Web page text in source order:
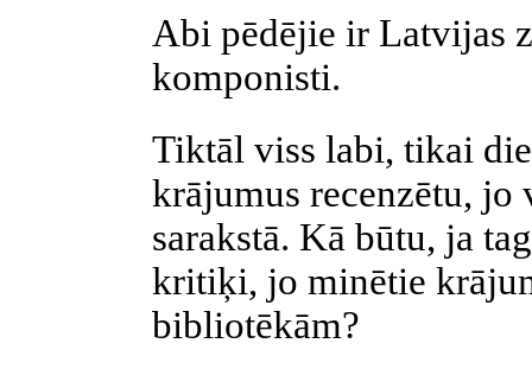
Abi pēdējie ir Latvijas
komponisti.
Tiktāl viss labi, tikai
krājumus recenzētu, jo
sarakstā. Kā būtu, ja
kritiķi, jo minētie
bibliotēkām?